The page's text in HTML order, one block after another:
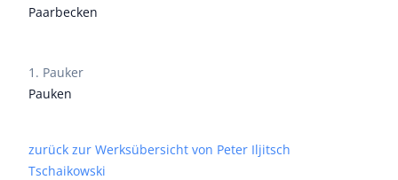
Paarbecken
1. Pauker
Pauken
zurück zur Werksübersicht von Peter Iljitsch
Tschaikowski